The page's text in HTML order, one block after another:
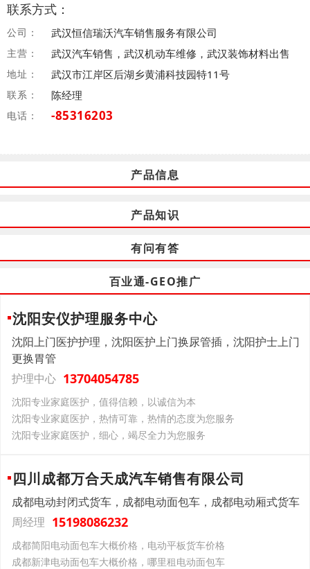
联系方式：
公司： 武汉恒信瑞沃汽车销售服务有限公司
主营： 武汉汽车销售，武汉机动车维修，武汉装饰材料出售
地址： 武汉市江岸区后湖乡黄浦科技园特11号
联系： 陈经理
电话： -85316203
产品信息
产品知识
有问有答
百业通-GEO推广
沈阳安仪护理服务中心
沈阳上门医护护理，沈阳医护上门换尿管插，沈阳护士上门
更换胃管
护理中心 13704054785
沈阳专业家庭医护，值得信赖，以诚信为本
沈阳专业家庭医护，热情可靠，热情的态度为您服务
沈阳专业家庭医护，细心，竭尽全力为您服务
四川成都万合天成汽车销售有限公司
成都电动封闭式货车，成都电动面包车，成都电动厢式货车
周经理 15198086232
成都简阳电动面包车大概价格，电动平板货车价格
成都新津电动面包车大概价格，哪里租电动面包车